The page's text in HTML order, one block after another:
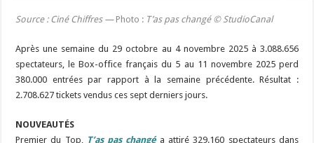
Source : Ciné Chiffres — Photo : T’as pas changé © StudioCanal
Après une semaine du 29 octobre au 4 novembre 2025 à 3.088.656
spectateurs, le Box-office français du 5 au 11 novembre 2025 perd
380.000 entrées par rapport à la semaine précédente. Résultat :
2.708.627 tickets vendus ces sept derniers jours.
NOUVEAUTÉS
Premier du Top,
T’as pas changéa attiré 329.160 spectateurs dans